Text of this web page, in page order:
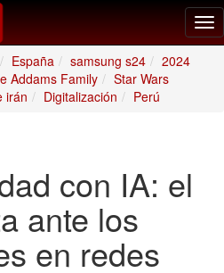
España samsung s24
2024
Addams Family
Star Wars
irán
Digitalización Perú
con IA: el
ante los
en redes